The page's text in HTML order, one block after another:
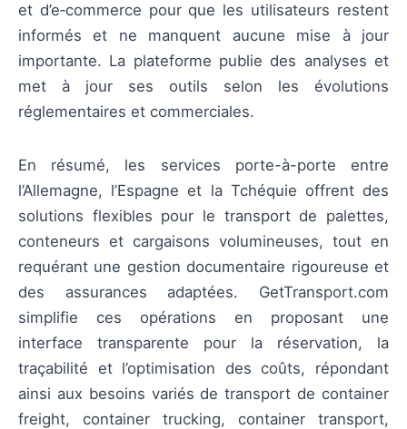
et d’e‑commerce pour que les utilisateurs restent
informés et ne manquent aucune mise à jour
importante. La plateforme publie des analyses et
met à jour ses outils selon les évolutions
réglementaires et commerciales.
En résumé, les services porte-à-porte entre
l’Allemagne, l’Espagne et la Tchéquie offrent des
solutions flexibles pour le transport de palettes,
conteneurs et cargaisons volumineuses, tout en
requérant une gestion documentaire rigoureuse et
des assurances adaptées. GetTransport.com
simplifie ces opérations en proposant une
interface transparente pour la réservation, la
traçabilité et l’optimisation des coûts, répondant
ainsi aux besoins variés de transport de container
freight, container trucking, container transport,